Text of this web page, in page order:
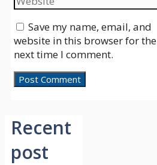
Save my name, email, and
website in this browser for the
next time I comment.
Recent
post